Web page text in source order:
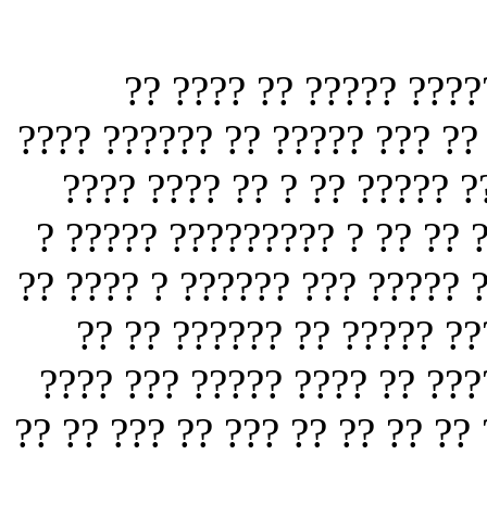
? ????????? ???
?????? ??? ???? ?? ??? ??
???? ?? ?? ?? ?? ???
????. ??? ???? ??? ???
??? ?? ??????? ???? ?????.
?????? ?? ???? ??
?????? ??? ???? ????
????? ??? ?? ???? ?? ?????